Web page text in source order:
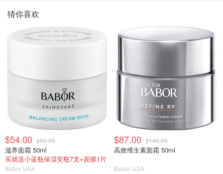
猜你喜欢
$54.00 $90.00
滋养面霜 50ml
买就送小蓝瓶保湿安瓶7支+面膜1片
Babor USA
$87.00 $145.00
高效维生素面霜 50ml
Babor USA